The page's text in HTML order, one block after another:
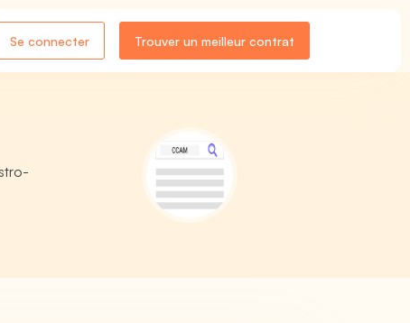
Se connecter Trouver un meilleur contrat